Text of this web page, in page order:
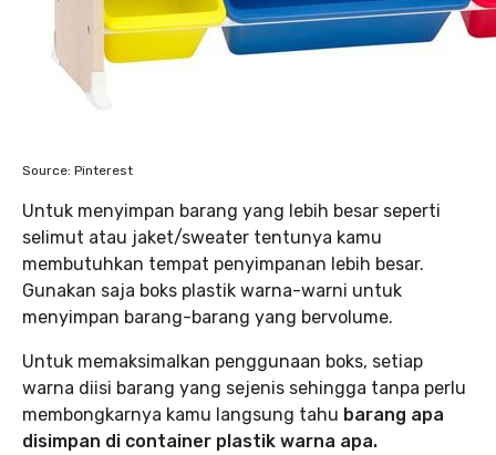
Source: Pinterest
Untuk menyimpan barang yang lebih besar seperti
selimut atau jaket/sweater tentunya kamu
membutuhkan tempat penyimpanan lebih besar.
Gunakan saja boks plastik warna-warni untuk
menyimpan barang-barang yang bervolume.
Untuk memaksimalkan penggunaan boks, setiap
warna diisi barang yang sejenis sehingga tanpa perlu
membongkarnya kamu langsung tahu barang apa
disimpan di container plastik warna apa.